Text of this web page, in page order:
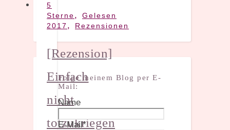
5
Sterne, Gelesen
2017 , Rezensionen
[Rezension]
Einfach
nicht
totzukriegen
Folge meinem Blog per E-
Mail:
Name
E-Mail*